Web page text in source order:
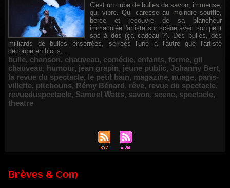
C'est un cube de bulles de savon, immense,
qui vibre. Qui caresse au moindre souffle,
berce et recouvre de sa blancheur
immaculée l'artiste sur scène avec son petit
sac à dos (ça cadeau ?). Des bulles, des
milliards de bulles enserrées, serrées l'une à l'autre que l'artiste
découpe en blocs,...
bulle, chanson, chauveau, comédie, enfants, forme, gil
chauveau, humour, jean grapin, jeune public, Johanny Bert,
la revue du spectacle, le petit bain, magazine, nuage, paris-
villette, pitchouns, Rémy Bénard, rêve, revue du spectacle,
revueduspectacle, Samuel Watts, savon, scene, spectacle,
theatre
Brèves & Com